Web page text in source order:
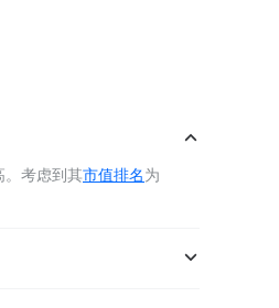
。考虑到其市值排名为